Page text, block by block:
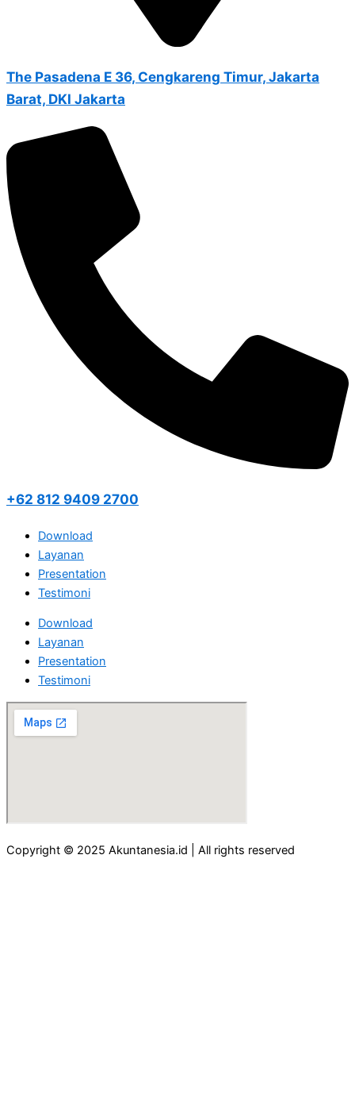
The Pasadena E 36, Cengkareng Timur, Jakarta
Barat, DKI Jakarta
+62 812 9409 2700
Download
Layanan
Presentation
Testimoni
Download
Layanan
Presentation
Testimoni
Copyright © 2025 Akuntanesia.id | All rights reserved